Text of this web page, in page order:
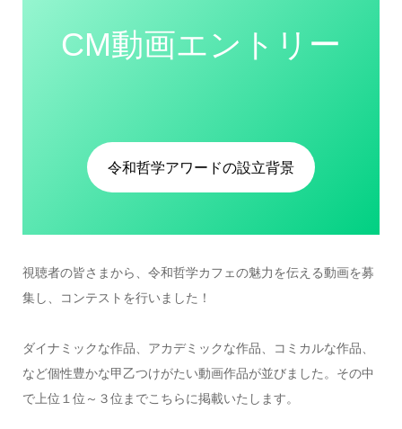
CM動画エントリー
令和哲学アワードの設立背景
視聴者の皆さまから、令和哲学カフェの魅力を伝える動画を募
集し、コンテストを行いました！
ダイナミックな作品、アカデミックな作品、コミカルな作品、
など個性豊かな甲乙つけがたい動画作品が並びました。その中
で上位１位～３位までこちらに掲載いたします。